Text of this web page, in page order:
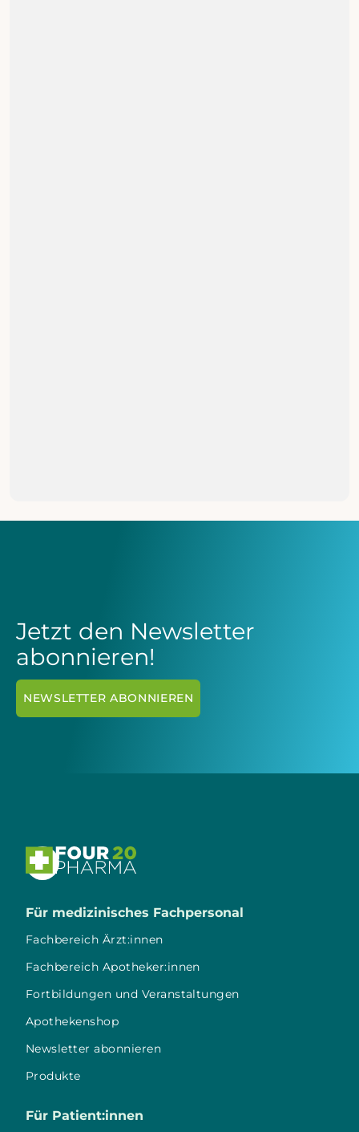
Jetzt den Newsletter
abonnieren!
NEWSLETTER ABONNIEREN

Für medizinisches Fachpersonal
Fachbereich Ärzt:innen
Fachbereich Apotheker:innen
Fortbildungen und Veranstaltungen
Apothekenshop
Newsletter abonnieren
Produkte
Für Patient:innen